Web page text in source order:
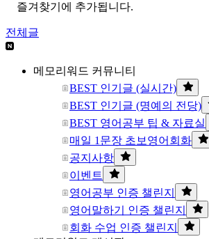
즐겨찾기에 추가됩니다.
전체글
메모리워드 커뮤니티
BEST 인기글 (실시간)
BEST 인기글 (명예의 전당)
BEST 영어공부 팁 & 자료실
매일 1문장 초보영어회화
공지사항
이벤트
영어공부 인증 챌린지
영어말하기 인증 챌린지
회화 수업 인증 챌린지